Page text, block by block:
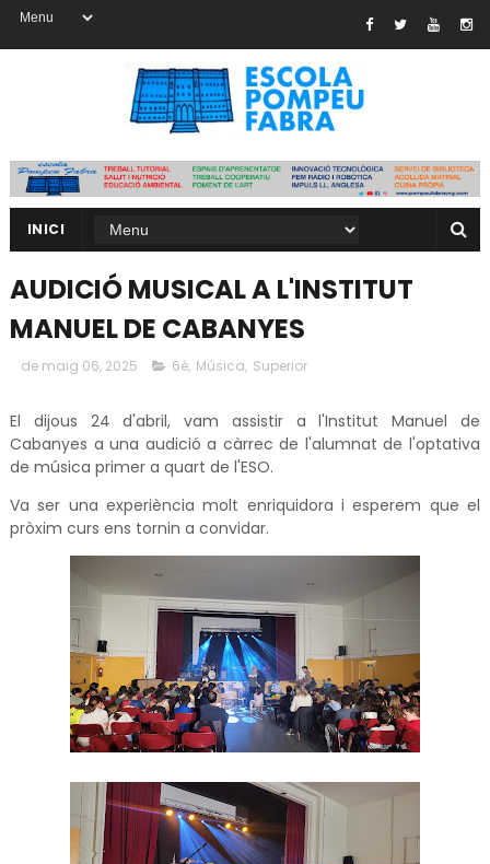
INICI
AUDICIÓ MUSICAL A L'INSTITUT
MANUEL DE CABANYES
de maig 06, 2025 6è, Música, Superior
El dijous 24 d'abril, vam assistir a l'Institut Manuel de
Cabanyes a una audició a càrrec de l'alumnat de l'optativa
de música primer a quart de l'ESO.
Va ser una experiència molt enriquidora i esperem que el
pròxim curs ens tornin a convidar.